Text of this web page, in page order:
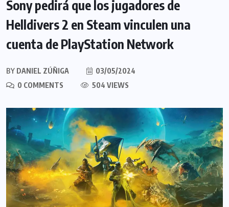
Sony pedirá que los jugadores de
Helldivers 2 en Steam vinculen una
cuenta de PlayStation Network
BY DANIEL ZÚÑIGA
03/05/2024
0 COMMENTS
504 VIEWS